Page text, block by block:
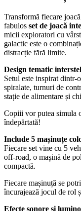
Transformă fiecare
fabulos set de joacă
micii exploratori cu
galactic este o
distracție fără limite.
Design tematic
Setul este inspirat dintr-
spiralate, turnuri de
stație de alimentare și
Copiii vor putea simula
îndepărtată!
Include 5 mașinuțe
Fiecare set vine cu 5
off-road, o mașină de
compactă.
Fiecare mașinuță se
încurajează jocul de rol
Efecte sonore și